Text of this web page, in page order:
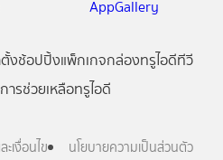
งช้อปปิ้งแพ็กเกจกล่องทรูไอดีทีวี
ารช่วยเหลือทรูไอดี
เงื่อนไข
นโยบายความเป็นส่วนตัว